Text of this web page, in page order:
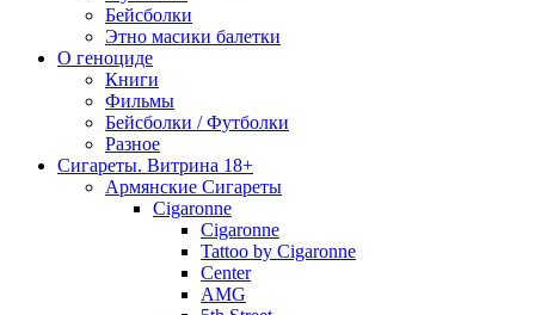
Бейсболки
Этно масики балетки
О геноциде
Книги
Фильмы
Бейсболки / Футболки
Разное
Сигареты. Витрина 18+
Армянские Сигареты
Cigaronne
Cigaronne
Tattoo by Cigaronne
Center
AMG